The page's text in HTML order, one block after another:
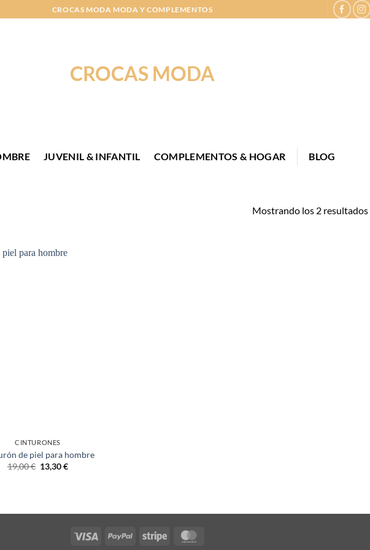
CROCAS MODA MODA Y COMPLEMENTOS
JUVENIL & INFANTIL COMPLEMENTOS & HOGAR BLOG
Mostrando los 2 resultados
CINTURONES
de piel para hombre
19,00€ 13,30€
Visa PayPal Stripe